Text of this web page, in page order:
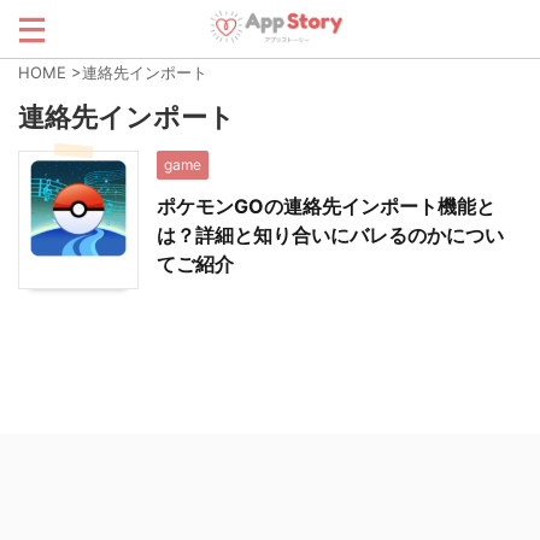
HOME >連絡先インポート
連絡先インポート
game
ポケモンGOの連絡先インポート機能と
は？詳細と知り合いにバレるのかについ
てご紹介